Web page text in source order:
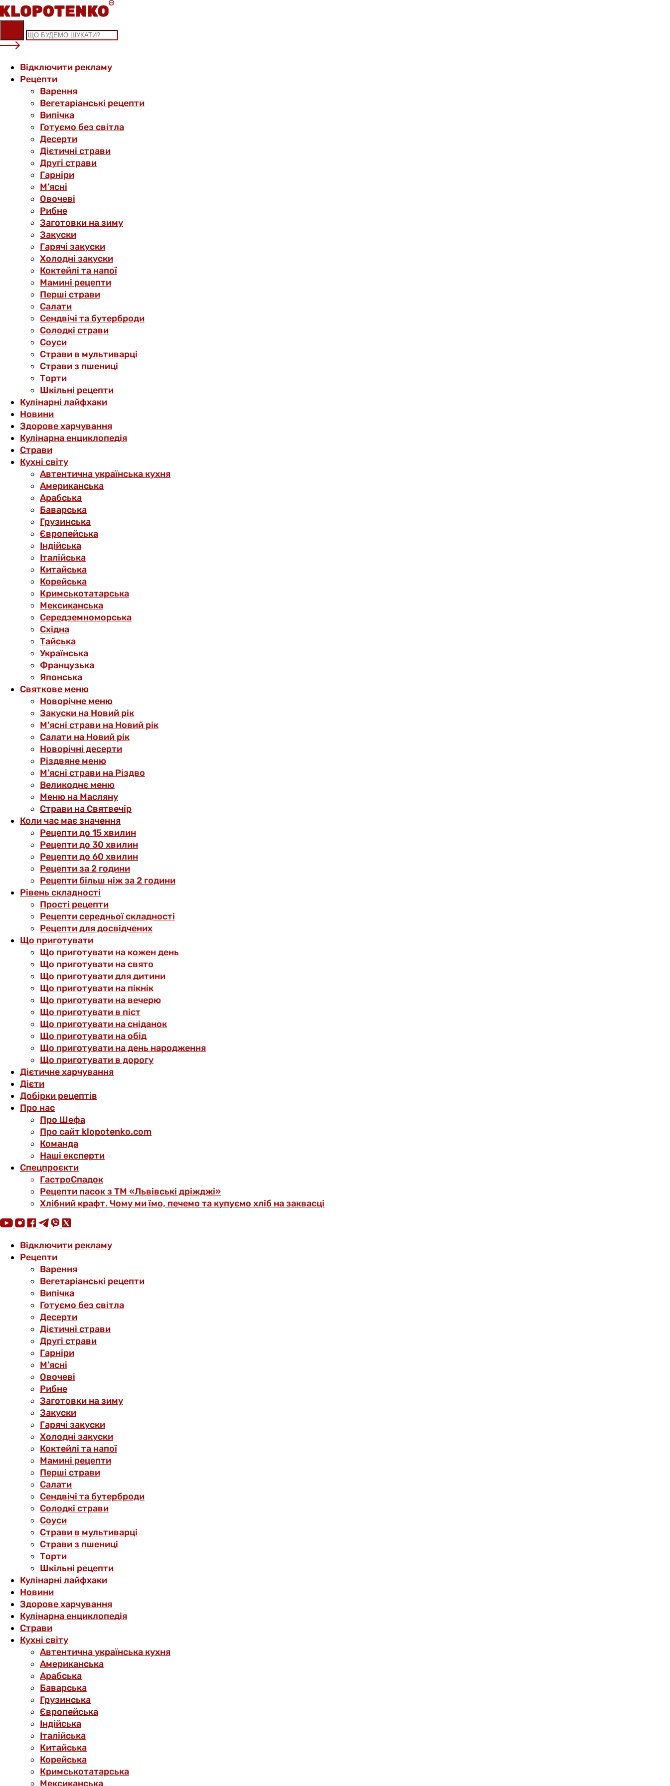
Skip
to
content
Відключити рекламу
Рецепти
Варення
Вегетаріанські рецепти
Випічка
Готуємо без світла
Десерти
Дієтичні страви
Другі страви
Гарніри
М’ясні
Овочеві
Рибне
Заготовки на зиму
Закуски
Гарячі закуски
Холодні закуски
Коктейлі та напої
Мамині рецепти
Перші страви
Салати
Сендвічі та бутерброди
Солодкі страви
Соуси
Страви в мультиварці
Страви з пшениці
Торти
Шкільні рецепти
Кулінарні лайфхаки
Новини
Здорове харчування
Кулінарна енциклопедія
Страви
Кухні світу
Автентична українська кухня
Американська
Арабська
Баварська
Грузинська
Європейська
Індійська
Італійська
Китайська
Корейська
Кримськотатарська
Мексиканська
Середземноморська
Східна
Тайська
Українська
Французька
Японська
Святкове меню
Новорічне меню
Закуски на Новий рік
М’ясні страви на Новий рік
Салати на Новий рік
Новорічні десерти
Різдвяне меню
М’ясні страви на Різдво
Великоднє меню
Меню на Масляну
Страви на Святвечір
Коли час має значення
Рецепти до 15 хвилин
Рецепти до 30 хвилин
Рецепти до 60 хвилин
Рецепти за 2 години
Рецепти більш ніж за 2 години
Рівень складності
Прості рецепти
Рецепти середньої складності
Рецепти для досвідчених
Що приготувати
Що приготувати на кожен день
Що приготувати на свято
Що приготувати для дитини
Що приготувати на пікнік
Що приготувати на вечерю
Що приготувати в піст
Що приготувати на сніданок
Що приготувати на обід
Що приготувати на день народження
Що приготувати в дорогу
Дієтичне харчування
Дієти
Добірки рецептів
Про нас
Про Шефа
Про сайт klopotenko.com
Команда
Наші експерти
Спецпроєкти
ГастроСпадок
Рецепти пасок з ТМ «Львівські дріжджі»
Хлібний крафт. Чому ми їмо, печемо та купуємо хліб на заквасці
Відключити рекламу
Рецепти
Варення
Вегетаріанські рецепти
Випічка
Готуємо без світла
Десерти
Дієтичні страви
Другі страви
Гарніри
М’ясні
Овочеві
Рибне
Заготовки на зиму
Закуски
Гарячі закуски
Холодні закуски
Коктейлі та напої
Мамині рецепти
Перші страви
Салати
Сендвічі та бутерброди
Солодкі страви
Соуси
Страви в мультиварці
Страви з пшениці
Торти
Шкільні рецепти
Кулінарні лайфхаки
Новини
Здорове харчування
Кулінарна енциклопедія
Страви
Кухні світу
Автентична українська кухня
Американська
Арабська
Баварська
Грузинська
Європейська
Індійська
Італійська
Китайська
Корейська
Кримськотатарська
Мексиканська